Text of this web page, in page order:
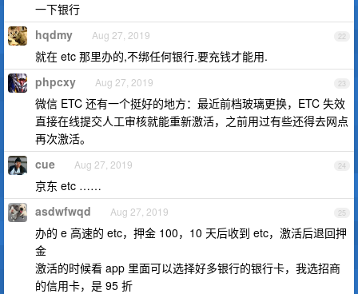
一下银行
22
hqdmy Aug 27, 2019
就在 etc 那里办的,不绑任何银行.要充钱才能用.
23
phpcxy Aug 27, 2019
微信 ETC 还有一个挺好的地方：最近前档玻璃更换，ETC 失效
直接在线提交人工审核就能重新激活，之前用过有些还得去网点
再次激活。
24
cue Aug 27, 2019
京东 etc ……
25
asdwfwqd Aug 27, 2019
办的 e 高速的 etc，押金 100，10 天后收到 etc，激活后退回押
金
激活的时候看 app 里面可以选择好多银行的银行卡，我选招商
的信用卡，是 95 折